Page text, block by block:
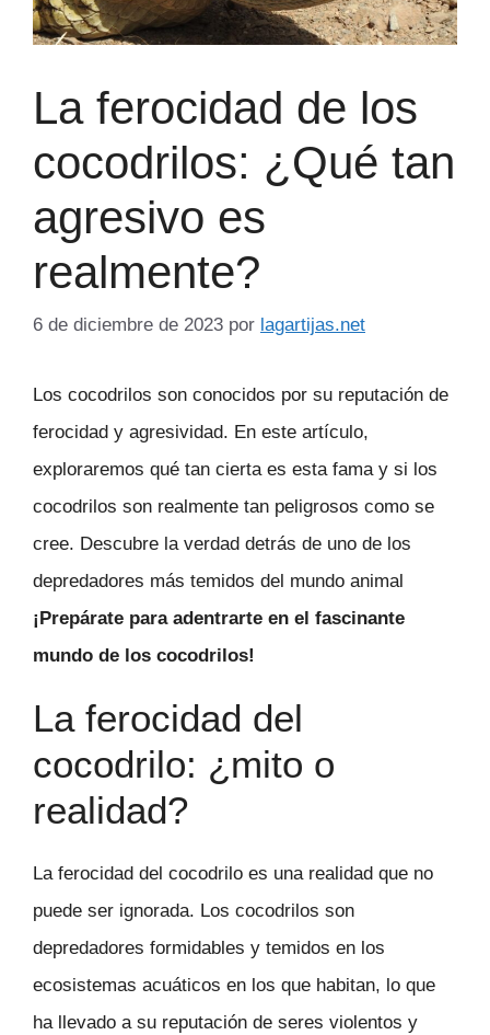
La ferocidad de los
cocodrilos: ¿Qué tan
agresivo es
realmente?
6 de diciembre de 2023 por lagartijas.net
Los cocodrilos son conocidos por su reputación de
ferocidad y agresividad. En este artículo,
exploraremos qué tan cierta es esta fama y si los
cocodrilos son realmente tan peligrosos como se
cree. Descubre la verdad detrás de uno de los
depredadores más temidos del mundo animal
¡Prepárate para adentrarte en el fascinante
mundo de los cocodrilos!
La ferocidad del
cocodrilo: ¿mito o
realidad?
La ferocidad del cocodrilo es una realidad que no
puede ser ignorada. Los cocodrilos son
depredadores formidables y temidos en los
ecosistemas acuáticos en los que habitan, lo que
ha llevado a su reputación de seres violentos y